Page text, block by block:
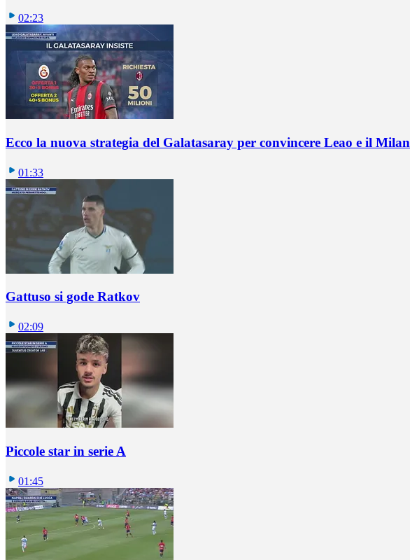
02:23
Ecco la nuova strategia del Galatasaray per convincere Leao e il Milan
01:33
Gattuso si gode Ratkov
02:09
Piccole star in serie A
01:45